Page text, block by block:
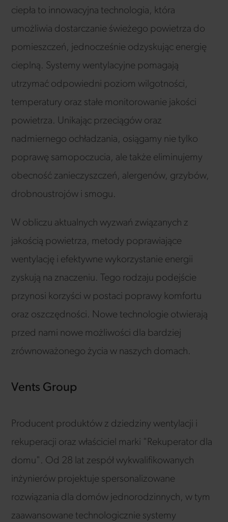
ciepła to innowacyjna technologia, która
umożliwia dostarczanie świeżego powietrza do
pomieszczeń, jednocześnie odzyskując energię
cieplną. Systemy wentylacyjne pomagają
utrzymać odpowiedni poziom wilgotności,
temperatury oraz stałe monitorowanie jakości
powietrza. Unikając przeciągów oraz
nadmiernego ochładzania, osiągamy nie tylko
poprawę samopoczucia, ale także eliminujemy
obecność zanieczyszczeń, alergenów, grzybów,
drobnoustrojów i smogu.
W obliczu aktualnych wyzwań związanych z
jakością powietrza, metody poprawiające
wentylację i efektywne wykorzystanie energii
zyskują na znaczeniu. Tego rodzaju podejście
przynosi korzyści w postaci poprawy komfortu
oraz oszczędności. Nowe technologie otwierają
przed nami nowe możliwości dla bardziej
zrównoważonego życia w naszych domach.
Vents Group
Producent produktów z dziedziny wentylacji i
rekuperacji oraz właściciel marki "Rekuperator dla
domu". Od 28 lat zespół wykwalifikowanych
inżynierów projektuje spersonalizowane
rozwiązania dla domów jednorodzinnych, w tym
zaawansowane technologicznie systemy